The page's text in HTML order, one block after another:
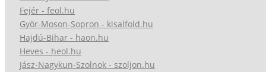
Fejér - feol.hu
Győr-Moson-Sopron - kisalfold.hu
Hajdú-Bihar - haon.hu
Heves - heol.hu
Jász-Nagykun-Szolnok - szoljon.hu